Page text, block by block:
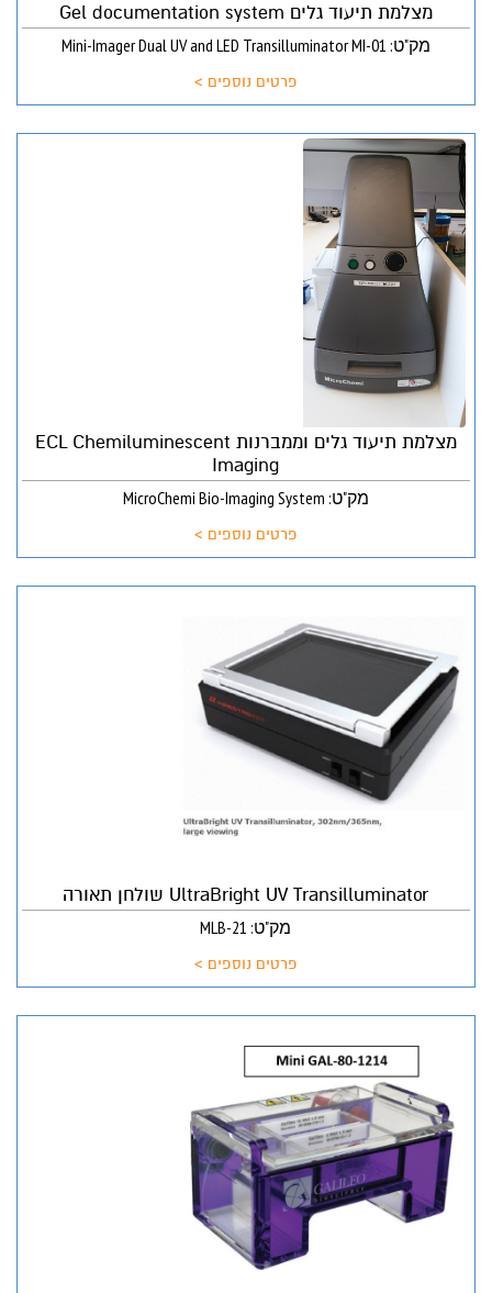
מצלמת תיעוד גלים Gel documentation system
מק"ט: Mini-Imager Dual UV and LED Transilluminator MI-01
פרטים נוספים >
מצלמת תיעוד גלים וממברנות ECL Chemiluminescent
Imaging
מק"ט: MicroChemi Bio-Imaging System
פרטים נוספים >
UltraBright UV Transilluminator שולחן תאורה
מק"ט: MLB-21
פרטים נוספים >